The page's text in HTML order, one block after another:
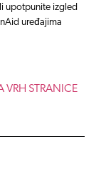
upotpunite izgled
uređajima
VRH STRANICE